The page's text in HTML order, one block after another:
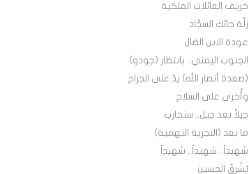
خريف العائلات الملكية
زلَّة حائك السجَّاد
عودة الابن الضال
الجنوب اليمني.. بانتظار (جودو)
(صعدة أنصار الله) يدٌ على الجراح
وأُخرى على السلاح
جيلاً بعد جيل.. سنحارب
ما بعد (التجربة النهمية)
شهيداً.. شهيداً.. شهيداً
يُشْرِقُ الحسين